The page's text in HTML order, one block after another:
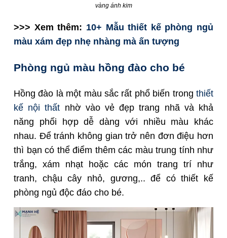
vàng ánh kim
>>> Xem thêm: 10+ Mẫu thiết kế phòng ngủ
màu xám đẹp nhẹ nhàng mà ấn tượng
Phòng ngủ màu hồng đào cho bé
Hồng đào là một màu sắc rất phổ biến trong thiết
kế nội thất nhờ vào vẻ đẹp trang nhã và khả
năng phối hợp dễ dàng với nhiều màu khác
nhau. Để tránh không gian trở nên đơn điệu hơn
thì bạn có thể điểm thêm các màu trung tính như
trắng, xám nhạt hoặc các món trang trí như
tranh, chậu cây nhỏ, gương,.. để có thiết kế
phòng ngủ độc đáo cho bé.